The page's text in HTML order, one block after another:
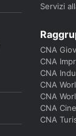
Servizi
CNA
CNA
CNA
CNA
CNA
CNA
CNA